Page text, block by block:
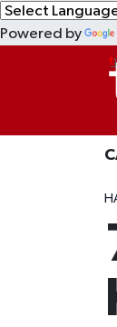
Powered by
Lefkoşa
Lefkoşa
Lefkoşa
Süper
Tüm
Son